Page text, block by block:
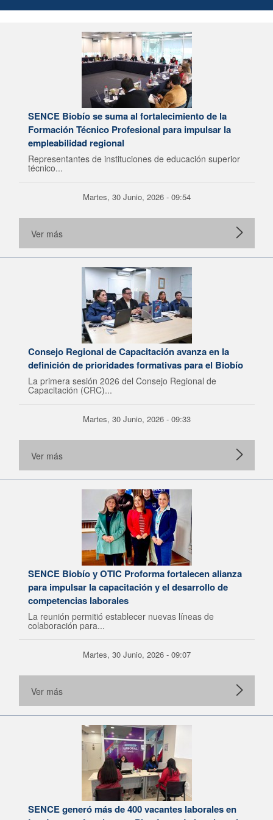
SENCE Biobío se suma al fortalecimiento de la
Formación Técnico Profesional para impulsar la
empleabilidad regional
Representantes de instituciones de educación superior
técnico...
Martes, 30 Junio, 2026 - 09:54
Ver más
Consejo Regional de Capacitación avanza en la
definición de prioridades formativas para el Biobío
La primera sesión 2026 del Consejo Regional de
Capacitación (CRC)...
Martes, 30 Junio, 2026 - 09:33
Ver más
SENCE Biobío y OTIC Proforma fortalecen alianza
para impulsar la capacitación y el desarrollo de
competencias laborales
La reunión permitió establecer nuevas líneas de
colaboración para...
Martes, 30 Junio, 2026 - 09:07
Ver más
SENCE generó más de 400 vacantes laborales en